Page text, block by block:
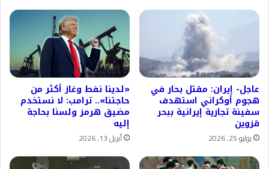
عاجل- إيران: مقتل بحار في
هجوم أوكراني استهدف
سفينة تجارية إيرانية ببحر
قزوين
يوليو 25, 2026
«لدينا نفط وغاز أكثر من
حاجتنا».. ترامب: لا نستخدم
مضيق هرمز ولسنا بحاجة
إليه
أبريل 13, 2026